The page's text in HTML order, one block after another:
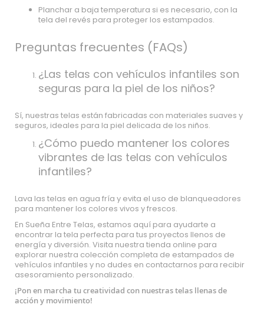
Planchar a baja temperatura si es necesario, con la
tela del revés para proteger los estampados.
Preguntas frecuentes (FAQs)
¿Las telas con vehículos infantiles son
seguras para la piel de los niños?
Sí, nuestras telas están fabricadas con materiales suaves y
seguros, ideales para la piel delicada de los niños.
¿Cómo puedo mantener los colores
vibrantes de las telas con vehículos
infantiles?
Lava las telas en agua fría y evita el uso de blanqueadores
para mantener los colores vivos y frescos.
En Sueña Entre Telas, estamos aquí para ayudarte a
encontrar la tela perfecta para tus proyectos llenos de
energía y diversión. Visita nuestra tienda online para
explorar nuestra colección completa de estampados de
vehículos infantiles y no dudes en contactarnos para recibir
asesoramiento personalizado.
¡Pon en marcha tu creatividad con nuestras telas llenas de
acción y movimiento!